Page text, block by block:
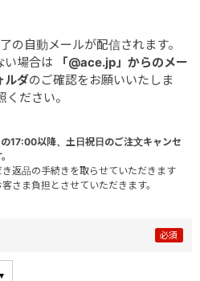
の自動メールが配信されます。
い場合は
「@ace.jp」からのメー
ルダのご確認をお願いいたしま
ください。
17:00以降、土日祝日のご注文キャンセ
返品の手続きを取らせていただきます
さま負担とさせていただきます。